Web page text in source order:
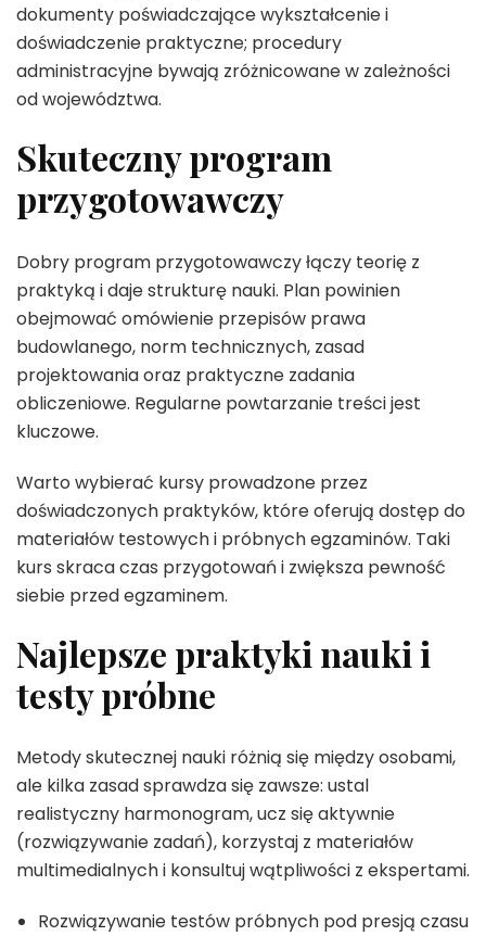
dokumenty poświadczające wykształcenie i
doświadczenie praktyczne; procedury
administracyjne bywają zróżnicowane w zależności
od województwa.
Skuteczny program
przygotowawczy
Dobry program przygotowawczy łączy teorię z
praktyką i daje strukturę nauki. Plan powinien
obejmować omówienie przepisów prawa
budowlanego, norm technicznych, zasad
projektowania oraz praktyczne zadania
obliczeniowe. Regularne powtarzanie treści jest
kluczowe.
Warto wybierać kursy prowadzone przez
doświadczonych praktyków, które oferują dostęp do
materiałów testowych i próbnych egzaminów. Taki
kurs skraca czas przygotowań i zwiększa pewność
siebie przed egzaminem.
Najlepsze praktyki nauki i
testy próbne
Metody skutecznej nauki różnią się między osobami,
ale kilka zasad sprawdza się zawsze: ustal
realistyczny harmonogram, ucz się aktywnie
(rozwiązywanie zadań), korzystaj z materiałów
multimedialnych i konsultuj wątpliwości z ekspertami.
Rozwiązywanie testów próbnych pod presją czasu